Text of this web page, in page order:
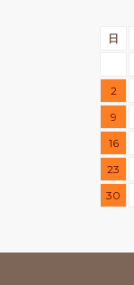
日
2
9
16
23
30